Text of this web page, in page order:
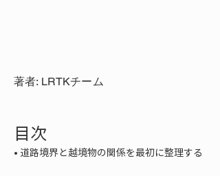
著者: LRTKチーム
目次
• 道路境界と越境物の関係を最初に整理する